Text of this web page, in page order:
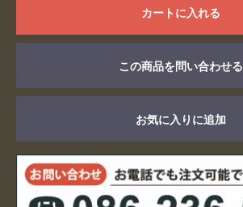
カートに入れる
この商品を問い合わせる
お気に入りに追加